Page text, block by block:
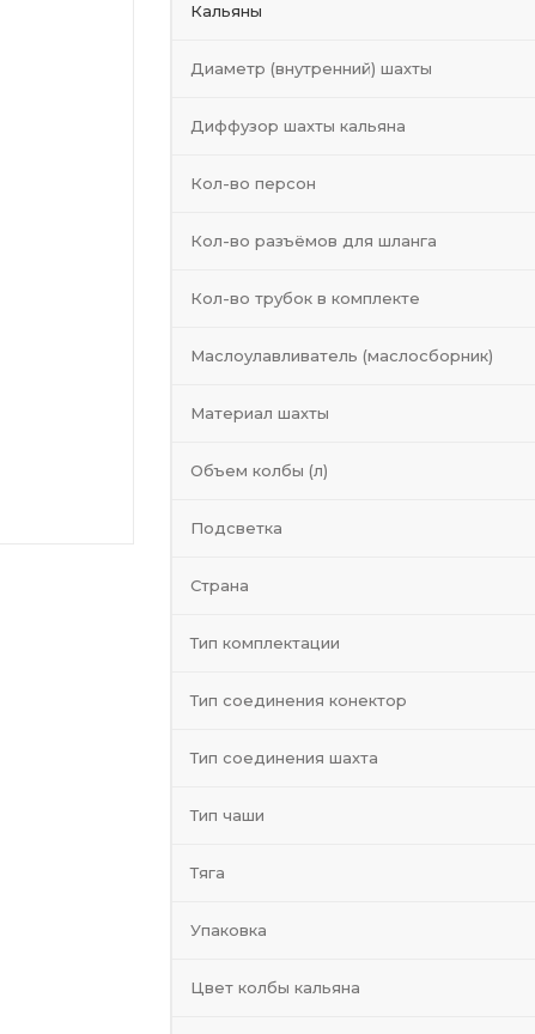
Кальяны
Диаметр (внутренний) шахты
Диффузор шахты кальяна
Кол-во персон
Кол-во разъёмов для шланга
Кол-во трубок в комплекте
Маслоулавливатель (маслосборник)
Материал шахты
Объем колбы (л)
Подсветка
Страна
Тип комплектации
Тип соединения конектор
Тип соединения шахта
Тип чаши
Тяга
Упаковка
Цвет колбы кальяна